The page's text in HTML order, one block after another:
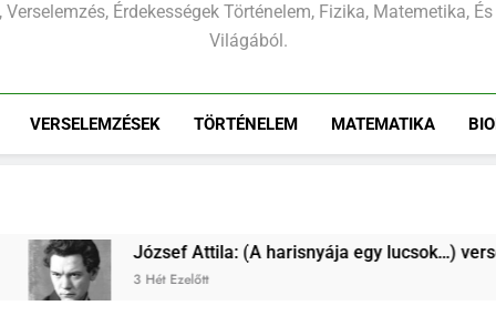
Verselemzés, Érdekességek Történelem, Fizika, Matemetika,
Világából.
VERSELEMZÉSEK TÖRTÉNELEM MATEMATIKA
egy lucsok…) verselemzés József